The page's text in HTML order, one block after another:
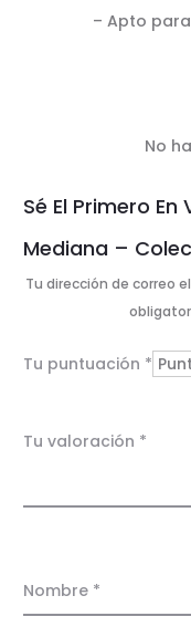
– Apto
V
a
l
r
c
o
e
No
Sé El Primero
Mediana –
Tu dirección de correo
Tu puntuación *
Tu valoración *
Nombre *